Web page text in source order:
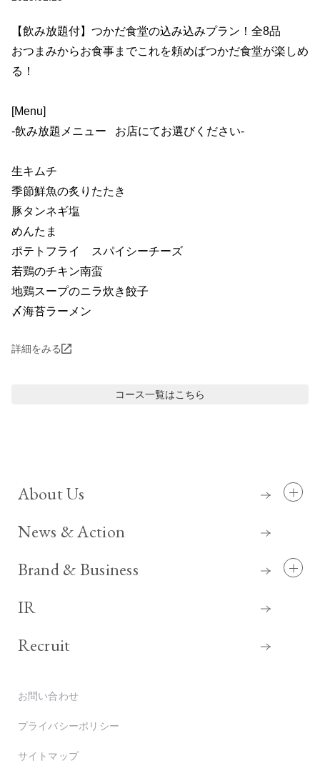
【飲み放題付】つかだ食堂の込み込みプラン！全8品
おつまみからお食事までこれを頼めばつかだ食堂が楽しめ
る！
[Menu]
-飲み放題メニュー   お店にてお選びください-
生キムチ
季節鮮魚の炙りたたき
豚タンネギ塩
めんたま
ポテトフライ　スパイシーチーズ
若鶏のチキン南蛮
地鶏スープのニラ炊き餃子
〆海苔ラーメン
詳細をみる
コース一覧はこちら
About Us
News & Action
Brand & Business
IR
Recruit
お問い合わせ
プライバシーポリシー
サイトマップ